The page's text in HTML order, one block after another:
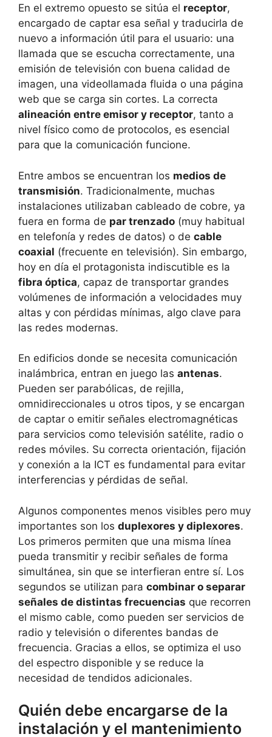
En el extremo opuesto se sitúa el receptor,
encargado de captar esa señal y traducirla de
nuevo a información útil para el usuario: una
llamada que se escucha correctamente, una
emisión de televisión con buena calidad de
imagen, una videollamada fluida o una página
web que se carga sin cortes. La correcta
alineación entre emisor y receptor, tanto a
nivel físico como de protocolos, es esencial
para que la comunicación funcione.
Entre ambos se encuentran los medios de
transmisión. Tradicionalmente, muchas
instalaciones utilizaban cableado de cobre, ya
fuera en forma de par trenzado (muy habitual
en telefonía y redes de datos) o de cable
coaxial (frecuente en televisión). Sin embargo,
hoy en día el protagonista indiscutible es la
fibra óptica, capaz de transportar grandes
volúmenes de información a velocidades muy
altas y con pérdidas mínimas, algo clave para
las redes modernas.
En edificios donde se necesita comunicación
inalámbrica, entran en juego las antenas.
Pueden ser parabólicas, de rejilla,
omnidireccionales u otros tipos, y se encargan
de captar o emitir señales electromagnéticas
para servicios como televisión satélite, radio o
redes móviles. Su correcta orientación, fijación
y conexión a la ICT es fundamental para evitar
interferencias y pérdidas de señal.
Algunos componentes menos visibles pero muy
importantes son los duplexores y diplexores.
Los primeros permiten que una misma línea
pueda transmitir y recibir señales de forma
simultánea, sin que se interfieran entre sí. Los
segundos se utilizan para combinar o separar
señales de distintas frecuencias que recorren
el mismo cable, como pueden ser servicios de
radio y televisión o diferentes bandas de
frecuencia. Gracias a ellos, se optimiza el uso
del espectro disponible y se reduce la
necesidad de tendidos adicionales.
Quién debe encargarse de la
instalación y el mantenimiento